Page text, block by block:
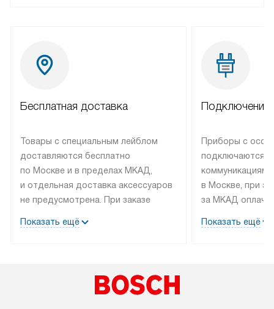
Бесплатная доставка
Товары с специальным лейблом
доставляются бесплатно
по Москве и в пределах МКАД,
и отдельная доставка аксессуаров
не предусмотрена. При заказе
рекомендуем обсудить
со статусом «В наличии» могут
быть отправлены покупателю
Показать ещё
Подключение
Приборы с
подключаются к
коммуникациям
в Москве, при
за МКАД
партнера
Показать ещё